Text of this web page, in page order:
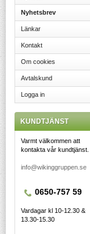
Nyhetsbrev
Länkar
Kontakt
Om cookies
Avtalskund
Logga in
KUNDTJÄNST
Varmt välkommen att
kontakta vår kundtjänst.
info@wikinggruppen.se
0650-757 59
Vardagar kl 10-12.30 &
13.30-15.30